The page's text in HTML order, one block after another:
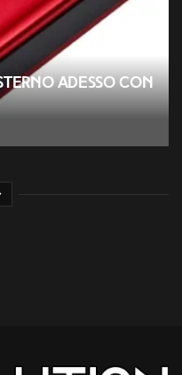
adesso con